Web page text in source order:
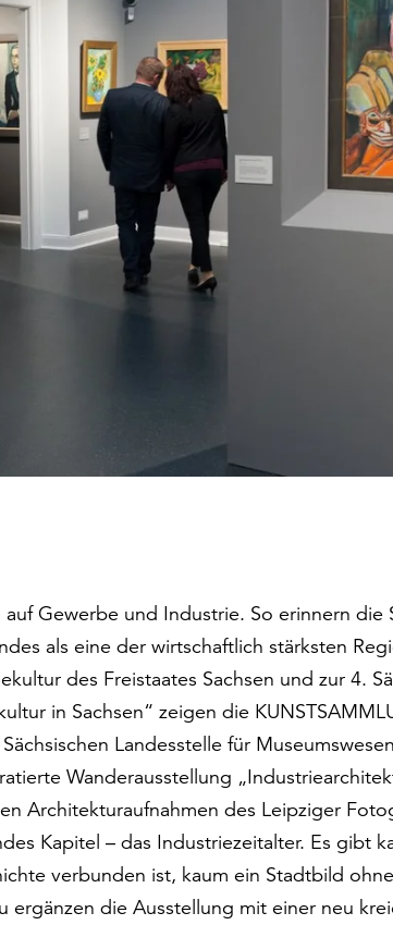
Gewerbe und Industrie. So erinnern die
als eine der wirtschaftlich stärksten
des Freistaates Sachsen und zur 4.
in Sachsen“ zeigen die
Landesstelle für
Wanderausstellung
Architekturaufnahmen des Leipziger
Kapitel – das Industriezeitalter. Es gibt
verbunden ist, kaum ein Stadtbild
die Ausstellung mit einer neu